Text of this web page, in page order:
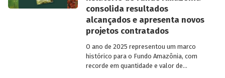
consolida resultados
alcançados e apresenta novos
projetos contratados
O ano de 2025 representou um marco
histórico para o Fundo Amazônia, com
recorde em quantidade e valor de